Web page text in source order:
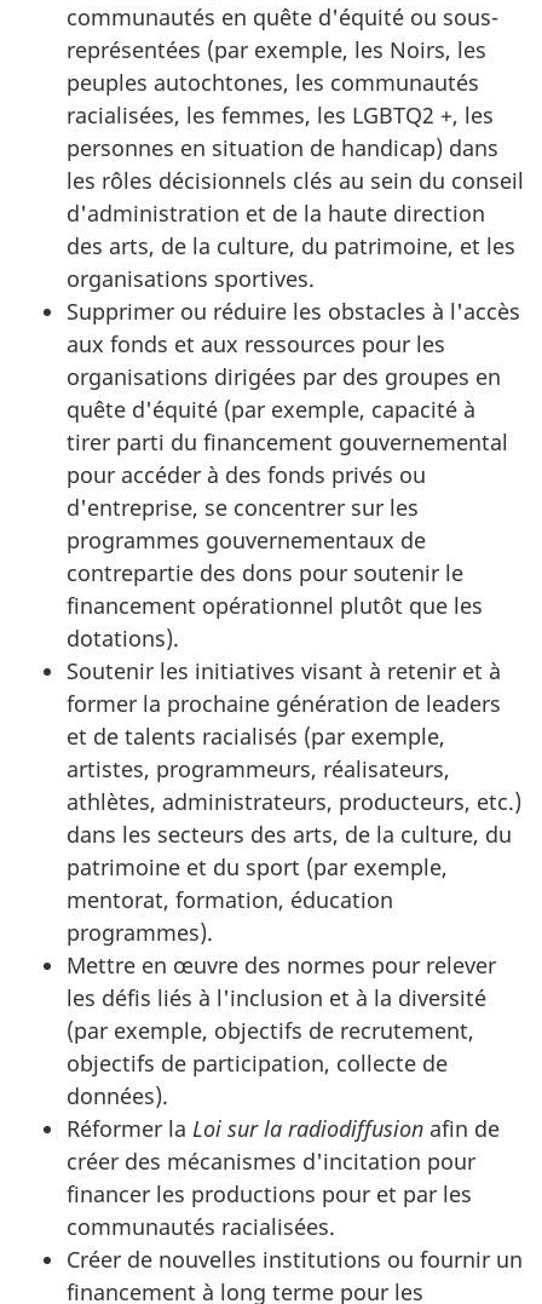
communautés en quête d'équité ou sous-
représentées (par exemple, les Noirs, les
peuples autochtones, les communautés
racialisées, les femmes, les LGBTQ2 +, les
personnes en situation de handicap) dans
les rôles décisionnels clés au sein du conseil
d'administration et de la haute direction
des arts, de la culture, du patrimoine, et les
organisations sportives.
Supprimer ou réduire les obstacles à l'accès
aux fonds et aux ressources pour les
organisations dirigées par des groupes en
quête d'équité (par exemple, capacité à
tirer parti du financement gouvernemental
pour accéder à des fonds privés ou
d'entreprise, se concentrer sur les
programmes gouvernementaux de
contrepartie des dons pour soutenir le
financement opérationnel plutôt que les
dotations).
Soutenir les initiatives visant à retenir et à
former la prochaine génération de leaders
et de talents racialisés (par exemple,
artistes, programmeurs, réalisateurs,
athlètes, administrateurs, producteurs, etc.)
dans les secteurs des arts, de la culture, du
patrimoine et du sport (par exemple,
mentorat, formation, éducation
programmes).
Mettre en œuvre des normes pour relever
les défis liés à l'inclusion et à la diversité
(par exemple, objectifs de recrutement,
objectifs de participation, collecte de
données).
Réformer la Loi sur la radiodiffusion afin de
créer des mécanismes d'incitation pour
financer les productions pour et par les
communautés racialisées.
Créer de nouvelles institutions ou fournir un
financement à long terme pour les